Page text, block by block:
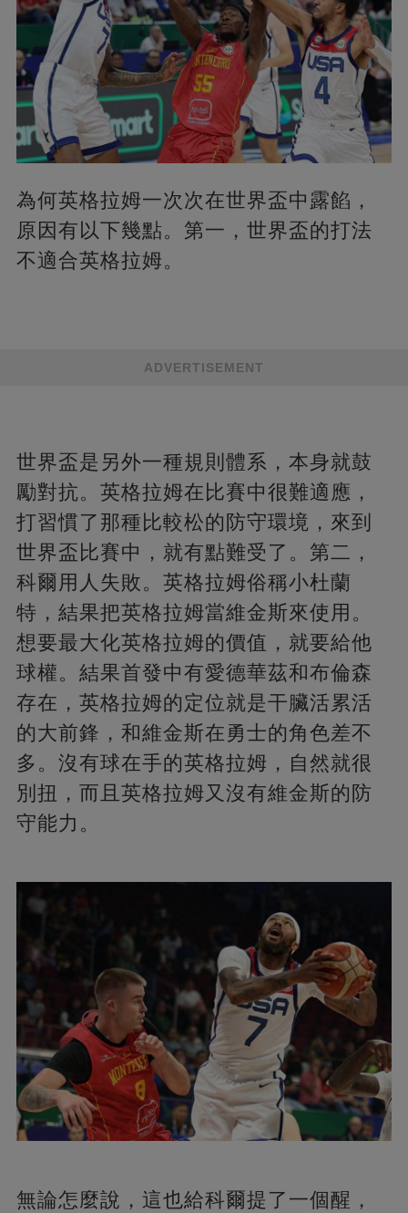
為何英格拉姆一次次在世界盃中露餡，
原因有以下幾點。第一，世界盃的打法
不適合英格拉姆。
ADVERTISEMENT
世界盃是另外一種規則體系，本身就鼓
勵對抗。英格拉姆在比賽中很難適應，
打習慣了那種比較松的防守環境，來到
世界盃比賽中，就有點難受了。第二，
科爾用人失敗。英格拉姆俗稱小杜蘭
特，結果把英格拉姆當維金斯來使用。
想要最大化英格拉姆的價值，就要給他
球權。結果首發中有愛德華茲和布倫森
存在，英格拉姆的定位就是干臟活累活
的大前鋒，和維金斯在勇士的角色差不
多。沒有球在手的英格拉姆，自然就很
別扭，而且英格拉姆又沒有維金斯的防
守能力。
無論怎麼說，這也給科爾提了一個醒，